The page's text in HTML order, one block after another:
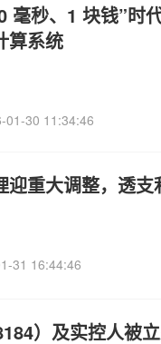
毫秒、1 块钱”时
算系统
01-30 11:34:46
迎重大调整，透
31 16:44:46
）及实控人被